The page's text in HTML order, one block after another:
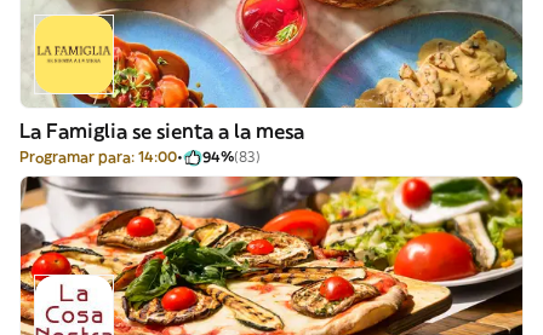
La Famiglia se sienta a la mesa
Programar para: 14:00 94%(83)